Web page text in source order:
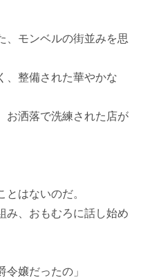
モンベルの街並みを思
整備された華やかな
洒落で洗練された店が
はないのだ。
、おもむろに話し始め
嬢だったの」